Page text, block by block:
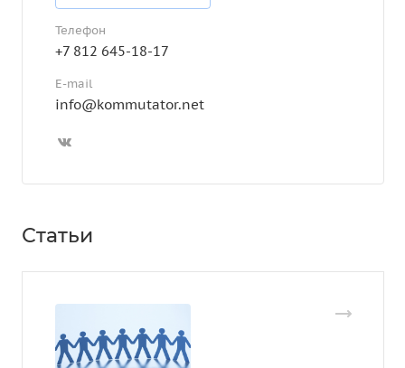
Телефон
+7 812 645-18-17
E-mail
info@kommutator.net
Статьи